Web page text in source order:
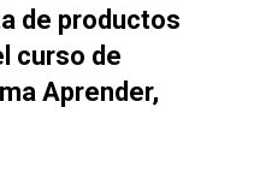
de productos
curso de
Aprender,